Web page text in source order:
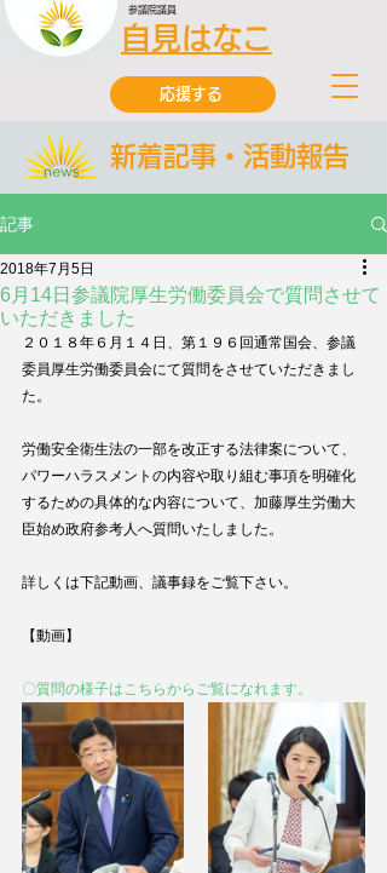
自見はなこ
参議院議員
応援する
新着記事・活動報告
記事
6月14日参議院厚生労働委員会で質問させて
いただきました
2018年7月5日
２０１８年６月１４日、第１９６回通常国会、参議
委員厚生労働委員会にて質問をさせていただきまし
た。
労働安全衛生法の一部を改正する法律案について、
パワーハラスメントの内容や取り組む事項を明確化
するための具体的な内容について、加藤厚生労働大
臣始め政府参考人へ質問いたしました。
詳しくは下記動画、議事録をご覧下さい。
【動画】
〇質問の様子はこちらからご覧になれます。